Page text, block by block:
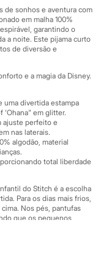
de sonhos e aventura com
em malha 100%
garantindo o
a noite. Este pijama curto
de diversão e
e a magia da Disney.
uma divertida estampa
'Ohana" em glitter.
ajuste perfeito e
nas laterais.
algodão, material
total liberdade
do Stitch é a escolha
Para os dias mais frios,
Nos pés, pantufas
que os pequenos
as aventuras do